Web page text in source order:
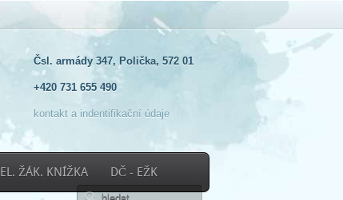
Čsl. armády 347, Polička, 572 01
+420 731 655 490
kontakt a indentifikační údaje
EL. ŽÁK. KNÍŽKA DČ - EŽK